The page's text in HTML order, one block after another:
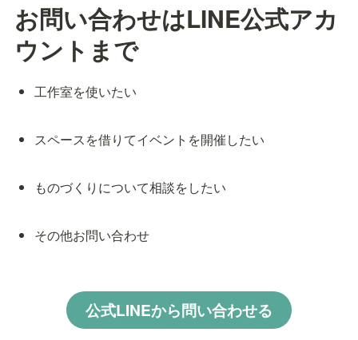
お問い合わせはLINE公式アカ
ウントまで
工作室を使いたい
スペースを借りてイベントを開催したい
ものづくりについて相談をしたい
その他お問い合わせ
公式LINEから問い合わせる